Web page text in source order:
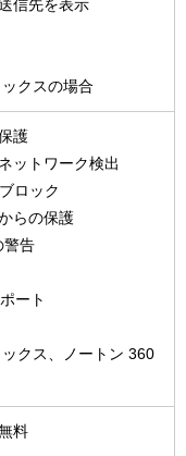
信先を表示
クスの場合
護
ットワーク検出
ロック
らの保護
警告
ート
クス、ノートン 360
料